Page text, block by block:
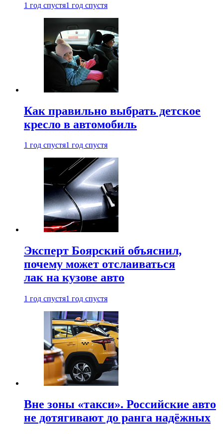
1 год спустя1 год спустя
Как правильно выбрать детское
кресло в автомобиль
1 год спустя1 год спустя
Эксперт Боярский объяснил,
почему может отслаиваться
лак на кузове авто
1 год спустя1 год спустя
Вне зоны «такси». Российские авто
не дотягивают до ранга надёжных